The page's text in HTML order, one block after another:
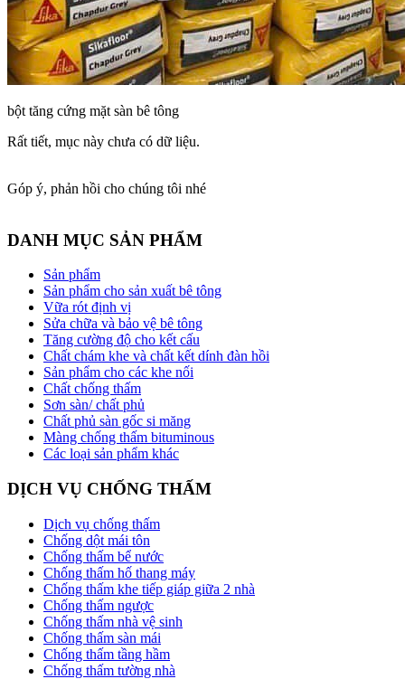
bột tăng cứng mặt sàn bê tông
Rất tiết, mục này chưa có dữ liệu.
Góp ý, phản hồi cho chúng tôi nhé
DANH MỤC SẢN PHẨM
Sản phẩm
Sản phẩm cho sản xuất bê tông
Vữa rót định vị
Sửa chữa và bảo vệ bê tông
Tăng cường độ cho kết cấu
Chất chám khe và chất kết dính đàn hồi
Sản phẩm cho các khe nối
Chất chống thấm
Sơn sàn/ chất phủ
Chất phủ sàn gốc si măng
Màng chống thấm bituminous
Các loại sản phẩm khác
DỊCH VỤ CHỐNG THẤM
Dịch vụ chống thấm
Chống dột mái tôn
Chống thấm bể nước
Chống thấm hố thang máy
Chống thấm khe tiếp giáp giữa 2 nhà
Chống thấm ngược
Chống thấm nhà vệ sinh
Chống thấm sàn mái
Chống thấm tầng hầm
Chống thấm tường nhà